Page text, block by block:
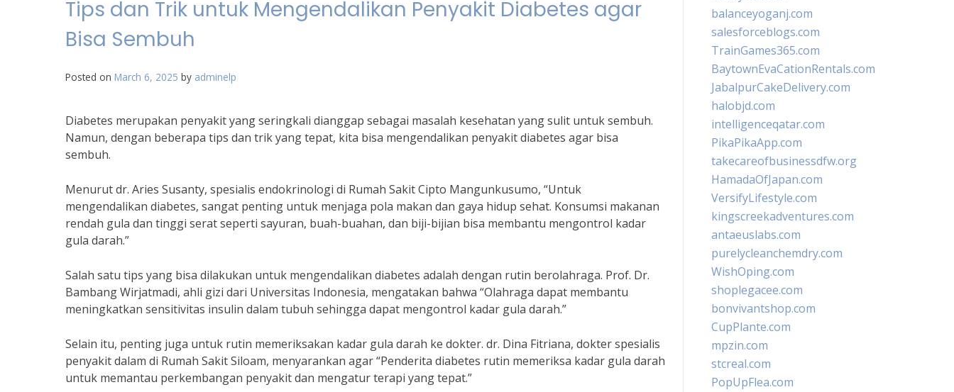
Tips dan Trik untuk Mengendalikan Penyakit Diabetes agar
Bisa Sembuh
Posted on March 6, 2025 by adminelp
Diabetes merupakan penyakit yang seringkali dianggap sebagai masalah kesehatan yang sulit untuk sembuh.
Namun, dengan beberapa tips dan trik yang tepat, kita bisa mengendalikan penyakit diabetes agar bisa
sembuh.
Menurut dr. Aries Susanty, spesialis endokrinologi di Rumah Sakit Cipto Mangunkusumo, “Untuk
mengendalikan diabetes, sangat penting untuk menjaga pola makan dan gaya hidup sehat. Konsumsi makanan
rendah gula dan tinggi serat seperti sayuran, buah-buahan, dan biji-bijian bisa membantu mengontrol kadar
gula darah.”
Salah satu tips yang bisa dilakukan untuk mengendalikan diabetes adalah dengan rutin berolahraga. Prof. Dr.
Bambang Wirjatmadi, ahli gizi dari Universitas Indonesia, mengatakan bahwa “Olahraga dapat membantu
meningkatkan sensitivitas insulin dalam tubuh sehingga dapat mengontrol kadar gula darah.”
Selain itu, penting juga untuk rutin memeriksakan kadar gula darah ke dokter. dr. Dina Fitriana, dokter spesialis
penyakit dalam di Rumah Sakit Siloam, menyarankan agar “Penderita diabetes rutin memeriksa kadar gula darah
untuk memantau perkembangan penyakit dan mengatur terapi yang tepat.”
balanceyoganj.com
salesforceblogs.com
TrainGames365.com
BaytownEvaCationRentals.com
JabalpurCakeDelivery.com
halobjd.com
intelligenceqatar.com
PikaPikaApp.com
takecareofbusinessdfw.org
HamadaOfJapan.com
VersifyLifestyle.com
kingscreekadventures.com
antaeuslabs.com
purelycleanchemdry.com
WishOping.com
shoplegacee.com
bonvivantshop.com
CupPlante.com
mpzin.com
stcreal.com
PopUpFlea.com